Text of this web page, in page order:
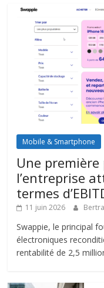
Mobile & Smartphone
Une première
l’entreprise
termes
11 juin 2026
Swappie, le principal
électroniques
rentabilité de 2,5